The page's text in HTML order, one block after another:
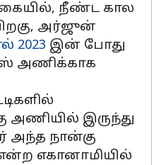
நீண்ட கால
அர்ஜுன்
2023 இன் போது
அணிக்காக
அணியில் இருந்து
அந்த நான்கு
எகானாமியில்